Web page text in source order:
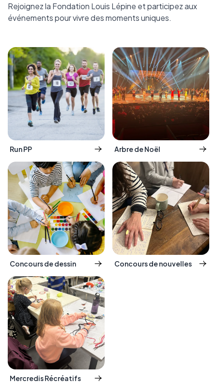
Rejoignez la Fondation Louis Lépine et participez aux
événements pour vivre des moments uniques.
Run PP Arbre de Noël
Concours de dessin Concours de nouvelles
Mercredis Récréatifs